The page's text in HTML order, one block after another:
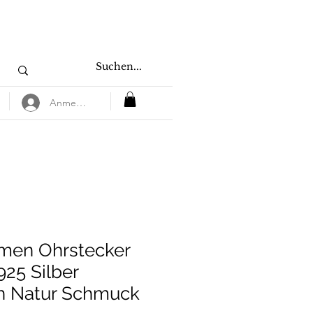
Anmelden
Ohrstecker
Silber
Natur Schmuck